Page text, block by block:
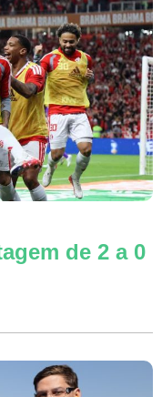
de 2 a 0